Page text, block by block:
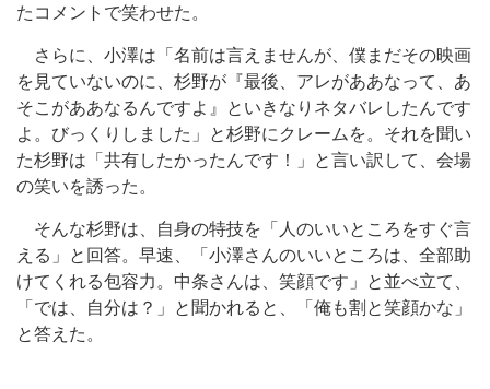
たコメントで笑わせた。
さらに、小澤は「名前は言えませんが、僕まだその映画
を見ていないのに、杉野が『最後、アレがああなって、あ
そこがああなるんですよ』といきなりネタバレしたんです
よ。びっくりしました」と杉野にクレームを。それを聞い
た杉野は「共有したかったんです！」と言い訳して、会場
の笑いを誘った。
そんな杉野は、自身の特技を「人のいいところをすぐ言
える」と回答。早速、「小澤さんのいいところは、全部助
けてくれる包容力。中条さんは、笑顔です」と並べ立て、
「では、自分は？」と聞かれると、「俺も割と笑顔かな」
と答えた。